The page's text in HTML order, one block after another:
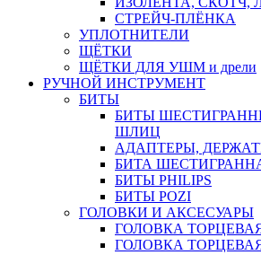
СТРЕЙЧ-ПЛЁНКА
УПЛОТНИТЕЛИ
ЩЁТКИ
ЩЁТКИ ДЛЯ УШМ и дрели
РУЧНОЙ ИНСТРУМЕНТ
БИТЫ
БИТЫ
ШЛИЦ
АДАПТЕРЫ,
БИТА
БИТЫ PHILIPS
БИТЫ POZI
ГОЛОВКИ И АКСЕСУАРЫ
ГОЛОВКА ТОРЦЕВАЯ
ГОЛОВКА